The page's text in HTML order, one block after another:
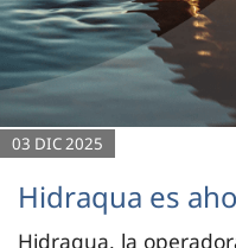
03 DIC 2025
Hidraqua es
Hidraqua, la